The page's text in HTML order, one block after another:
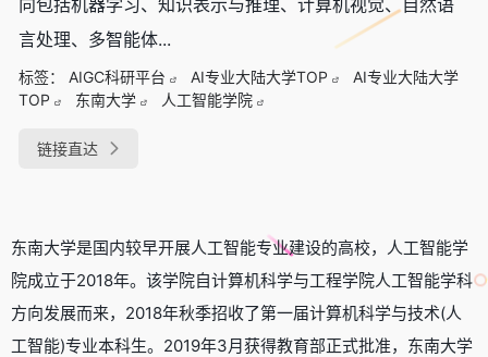
言处理、多智能体...
标签： AIGC科研平台 AI专业大陆大学TOP
AI专业大陆大学
TOP
东南大学 人工智能学院
链接直达
东南大学是国内较早开展人工智能专业建设的高校，人工智能学
院成立于2018年。该学院自计算机科学与工程学院人工智能学科
方向发展而来，2018年秋季招收了第一届计算机科学与技术(人
工智能)专业本科生。2019年3月获得教育部正式批准，东南大学